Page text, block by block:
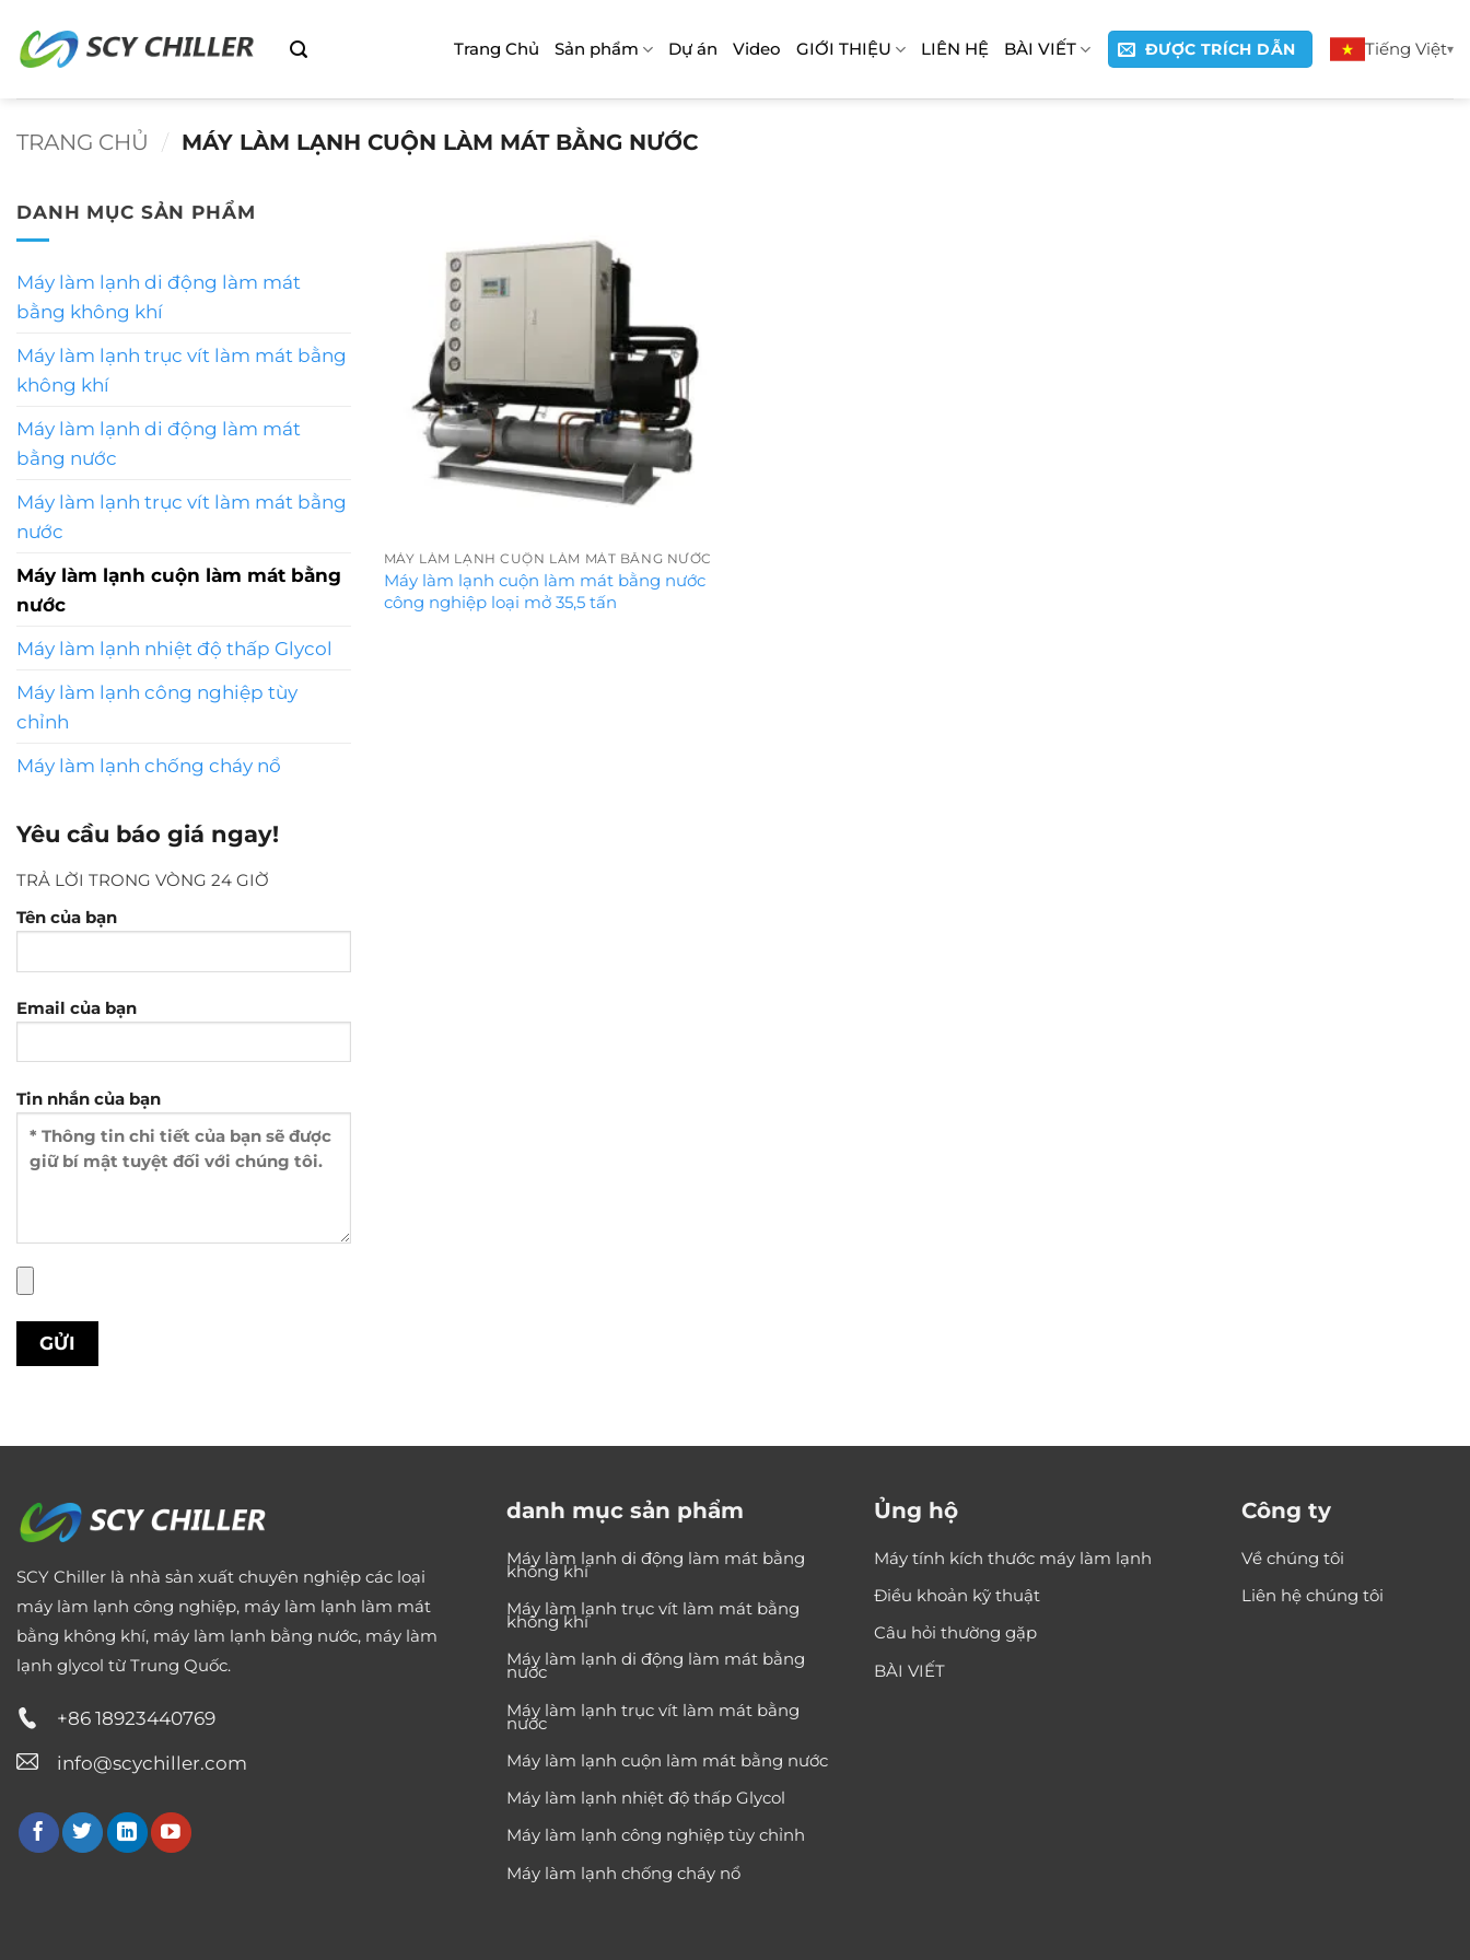
qua
nội
dung
Trang Chủ Sản phẩm Dự án Video GIỚI THIỆU LIÊN HỆ BÀI VIẾT ĐƯỢC TRÍCH DẪN Tiếng Việt
TRANG CHỦ / MÁY LÀM LẠNH CUỘN LÀM MÁT BẰNG NƯỚC
DANH MỤC SẢN PHẨM
Máy làm lạnh di động làm mát
bằng không khí
Máy làm lạnh trục vít làm mát bằng
không khí
Máy làm lạnh di động làm mát
bằng nước
Máy làm lạnh trục vít làm mát bằng
nước
Máy làm lạnh cuộn làm mát bằng
nước
Máy làm lạnh nhiệt độ thấp Glycol
Máy làm lạnh công nghiệp tùy
chỉnh
Máy làm lạnh chống cháy nổ
Yêu cầu báo giá ngay!
TRẢ LỜI TRONG VÒNG 24 GIỜ
Tên của bạn
Email của bạn
Tin nhắn của bạn
MÁY LÀM LẠNH CUỘN LÀM MÁT BẰNG NƯỚC
Máy làm lạnh cuộn làm mát bằng nước
công nghiệp loại mở 35,5 tấn
SCY Chiller là nhà sản xuất chuyên nghiệp các loại
máy làm lạnh công nghiệp, máy làm lạnh làm mát
bằng không khí, máy làm lạnh bằng nước, máy làm
lạnh glycol từ Trung Quốc.
+86 18923440769
info@scychiller.com
danh mục sản phẩm
Máy làm lạnh di động làm mát bằng
không khí
Máy làm lạnh trục vít làm mát bằng
không khí
Máy làm lạnh di động làm mát bằng
nước
Máy làm lạnh trục vít làm mát bằng
nước
Máy làm lạnh cuộn làm mát bằng nước
Máy làm lạnh nhiệt độ thấp Glycol
Máy làm lạnh công nghiệp tùy chỉnh
Máy làm lạnh chống cháy nổ
Ủng hộ
Máy tính kích thước máy làm lạnh
Điều khoản kỹ thuật
Câu hỏi thường gặp
BÀI VIẾT
Công ty
Về chúng tôi
Liên hệ chúng tôi